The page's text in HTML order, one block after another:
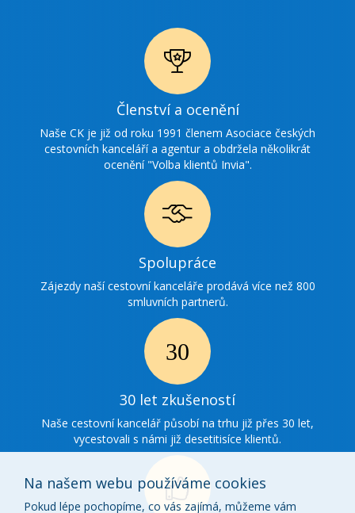
Ikonka
ocenění
Členství a ocenění
Naše CK je již od roku 1991 členem Asociace českých
cestovních kanceláří a agentur a obdržela několikrát
ocenění "Volba klientů Invia".
Ikonka
spolupráce
Spolupráce
Zájezdy naší cestovní kanceláře prodává více než 800
smluvních partnerů.
30 Ikonka
zkušenosti
30 let zkušeností
Naše cestovní kancelář působí na trhu již přes 30 let,
vycestovali s námi již desetitisíce klientů.
Na našem webu používáme cookies
Pokud lépe pochopíme, co vás zajímá, můžeme vám